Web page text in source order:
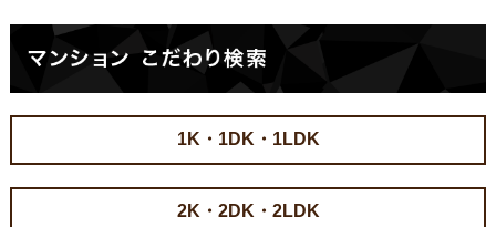
1K・1DK・1LDK
2K・2DK・2LDK